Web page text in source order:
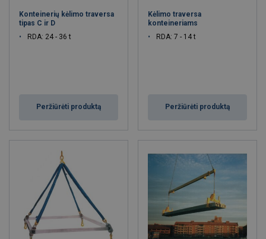
Konteinerių kėlimo traversa
tipas C ir D
RDA: 24 - 36 t
Peržiūrėti produktą
Kėlimo traversa
konteineriams
RDA: 7 - 14 t
Peržiūrėti produktą